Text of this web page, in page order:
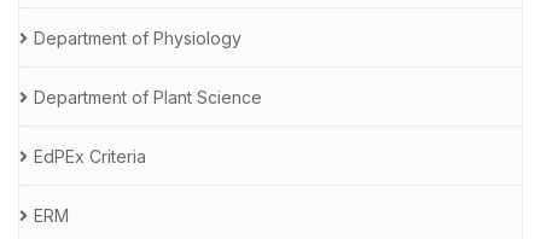
Department of Physiology
Department of Plant Science
EdPEx Criteria
ERM